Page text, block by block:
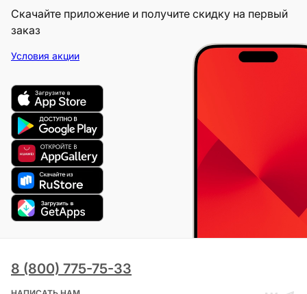
Скачайте приложение и получите скидку на первый
заказ
Условия акции
8 (800) 775-75-33